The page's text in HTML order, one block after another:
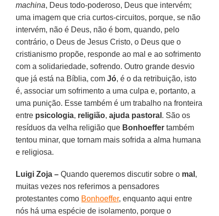
machina, Deus todo-poderoso, Deus que intervém;
uma imagem que cria curtos-circuitos, porque, se não
intervém, não é Deus, não é bom, quando, pelo
contrário, o Deus de Jesus Cristo, o Deus que o
cristianismo propõe, responde ao mal e ao sofrimento
com a solidariedade, sofrendo. Outro grande desvio
que já está na Bíblia, comJó, é o da retribuição, isto
é, associar um sofrimento a uma culpa e, portanto, a
uma punição. Esse também é um trabalho na fronteira
entre psicologia, religião,ajuda pastoral . São os
resíduos da velha religião que Bonhoeffer também
tentou minar, que tornam mais sofrida a alma humana
e religiosa.
Luigi Zoja – Quando queremos discutir sobre o mal ,
muitas vezes nos referimos a pensadores
protestantes como Bonhoeffer, enquanto aqui entre
nós há uma espécie de isolamento, porque o